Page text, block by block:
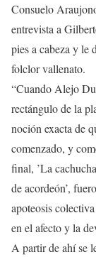
Consuelo
entrevista a
pies a cabeza y le
folclor vallenato.
“Cuando Alejo
rectángulo de la
noción exacta de
comenzado, y
final, ’La
de acordeón’,
apoteosis
en el afecto y la
A partir de ahí se